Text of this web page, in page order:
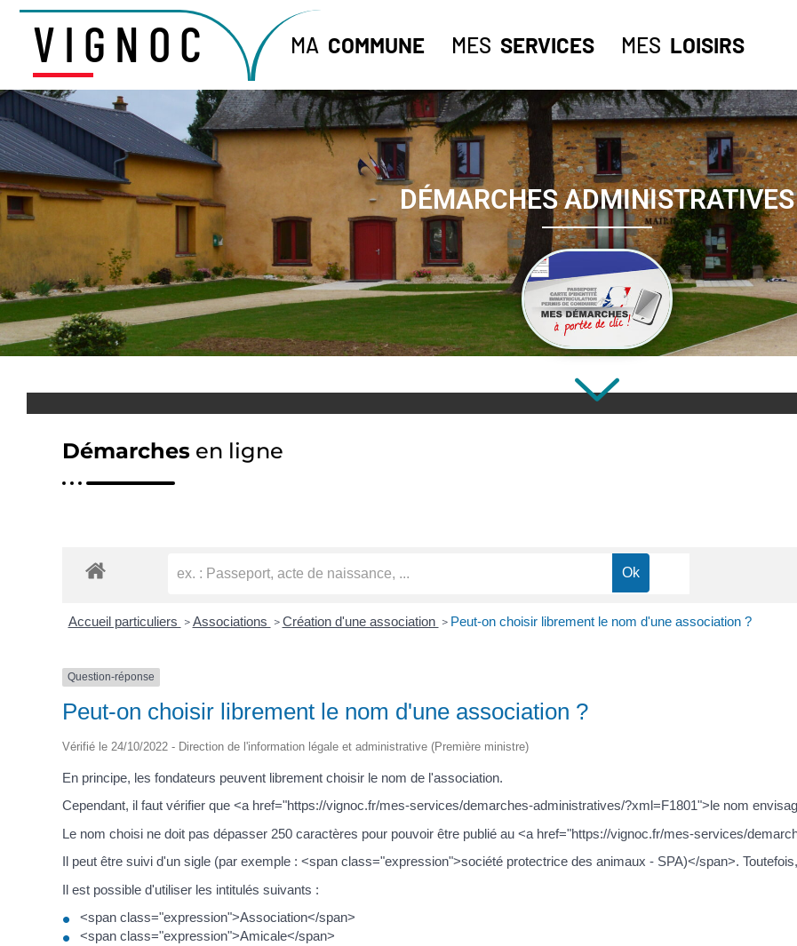
VIGNOC MA COMMUNE MES SERVICES MES LOISIRS
DÉMARCHES ADMINISTRATIVES
Démarches en ligne
Accueil particuliers > Associations > Création d'une association > Peut-on choisir librement le nom d'une association ?
Question-réponse
Peut-on choisir librement le nom d'une association ?
Vérifié le 24/10/2022 - Direction de l'information légale et administrative (Première ministre)
En principe, les fondateurs peuvent librement choisir le nom de l'association.
Cependant, il faut vérifier que <a href="https://vignoc.fr/mes-services/demarches-administratives/?xml=F1801">le nom
Le nom choisi ne doit pas dépasser 250 caractères pour pouvoir être publié au <a href="https://vignoc.fr/mes-services/
Il peut être suivi d'un sigle (par exemple : <span class="expression">société protectrice des animaux - SPA)</span>.
Il est possible d'utiliser les intitulés suivants :
<span class="expression">Association</span>
<span class="expression">Amicale</span>